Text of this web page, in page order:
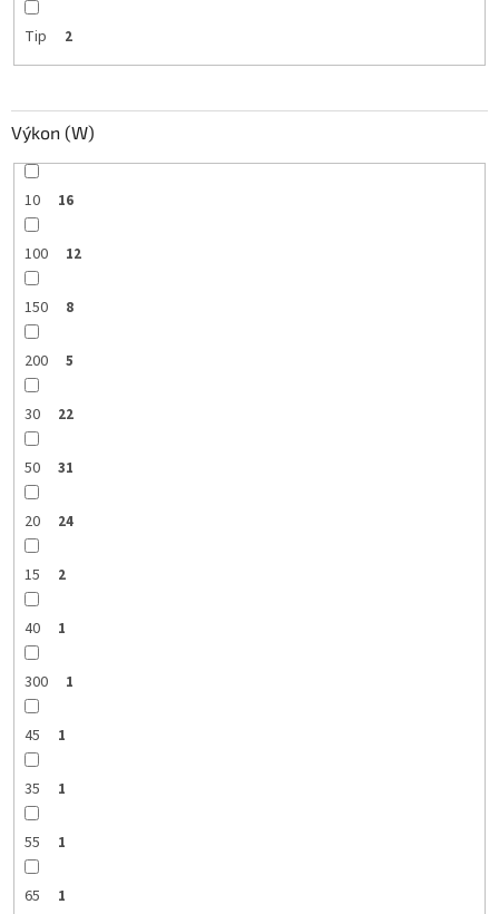
Tip 2
Výkon (W)
10 16
100 12
150 8
200 5
30 22
50 31
20 24
15 2
40 1
300 1
45 1
35 1
55 1
65 1